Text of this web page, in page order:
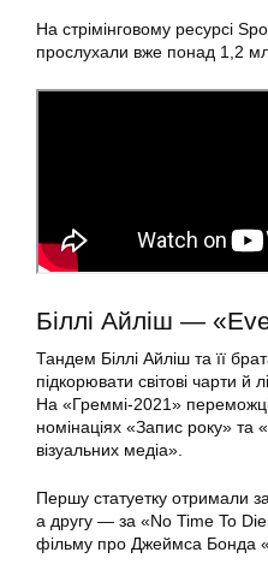
На стрімінговому ресурсі
прослухали вже понад 1,2
Біллі Айліш —
Тандем Біллі Айліш та її
підкорювати світові чарти й
На «Греммі-2021»
номінаціях «Запис року» та
візуальних медіа».
Першу статуетку отримали
а другу — за «No Time To
фільму про Джеймса Бонда